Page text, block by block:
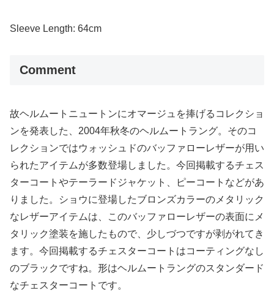
Sleeve Length: 64cm
Comment
故ヘルムートニュートンにオマージュを捧げるコレクショ
ンを発表した、2004年秋冬のヘルムートラング。そのコ
レクションではウォッシュドのバッファローレザーが用い
られたアイテムが多数登場しました。今回掲載するチェス
ターコートやテーラードジャケット、ピーコートなどがあ
りました。ショウに登場したブロンズカラーのメタリック
なレザーアイテムは、このバッファローレザーの表面にメ
タリック塗装を施したもので、少しづつですが剥がれてき
ます。今回掲載するチェスターコートはコーティングなし
のブラックですね。形はヘルムートラングのスタンダード
なチェスターコートです。